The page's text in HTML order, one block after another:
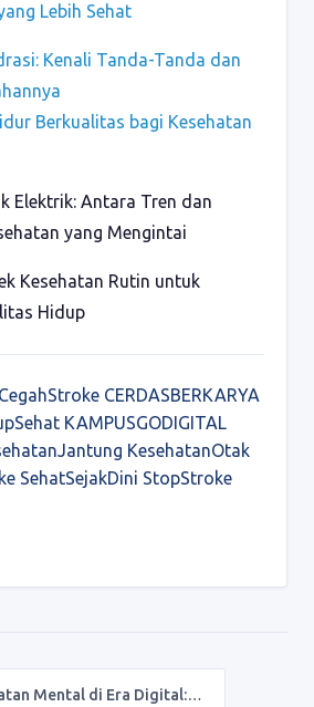
Lebih Sehat
Kenali Tanda-Tanda dan
Berkualitas bagi Kesehatan
Elektrik: Antara Tren dan
yang Mengintai
Kesehatan Rutin untuk
Hidup
CegahStroke CERDASBERKARYA
KAMPUSGODIGITAL
KesehatanOtak
SehatSejakDini StopStroke
Mental di Era Digital:…